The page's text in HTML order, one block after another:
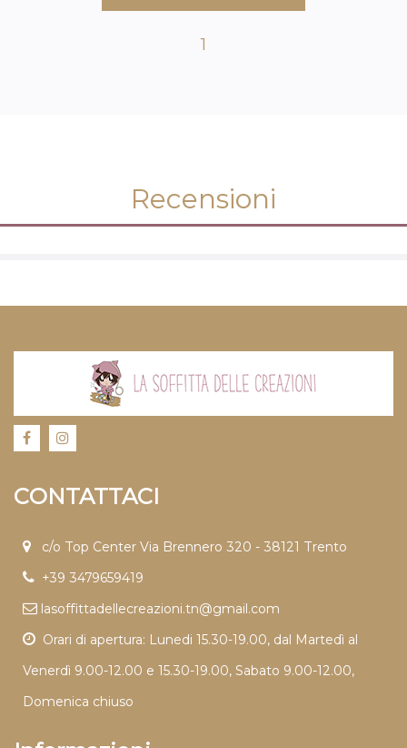
1
Recensioni
CONTATTACI
c/o Top Center Via Brennero 320 - 38121 Trento
+39 3479659419
lasoffittadellecreazioni.tn@gmail.com
Orari di apertura: Lunedi 15.30-19.00, dal Martedì al
Venerdì 9.00-12.00 e 15.30-19.00, Sabato 9.00-12.00,
Domenica chiuso